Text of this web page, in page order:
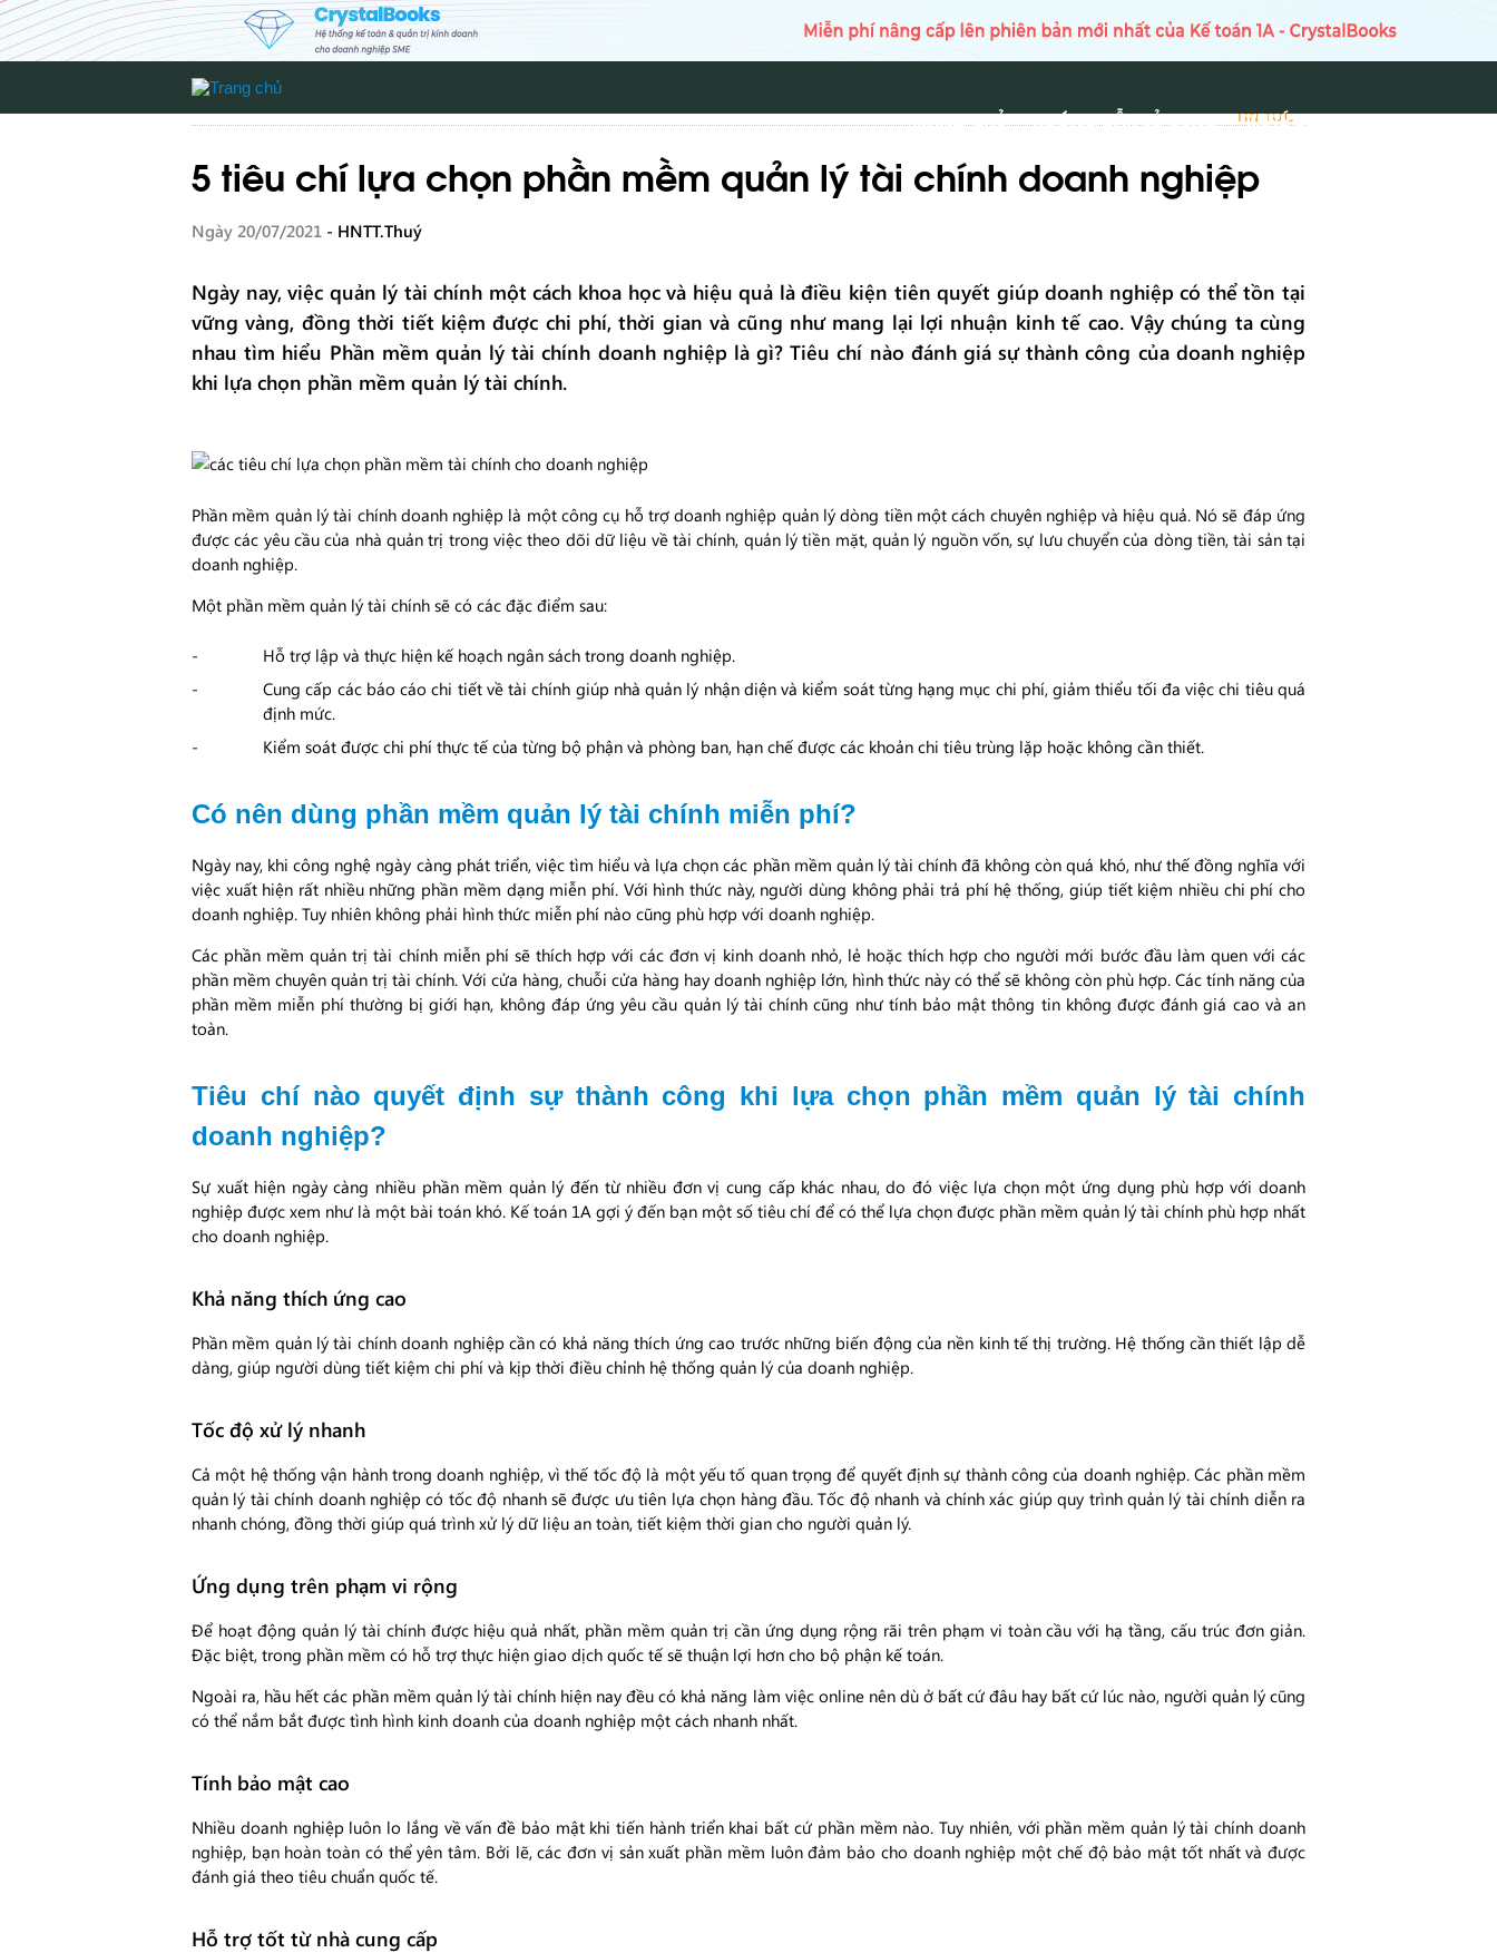
TRANG CHỦ HƯỚNG DẪN SỬ DỤNG TIN TỨC
TIN TỨC
5 tiêu chí lựa chọn phần mềm quản lý tài chính doanh nghiệp
Ngày 20/07/2021 - HNTT.Thuý
Ngày nay, việc quản lý tài chính một cách khoa học và hiệu quả là điều kiện tiên quyết giúp doanh nghiệp có thể tồn tại
vững vàng, đồng thời tiết kiệm được chi phí, thời gian và cũng như mang lại lợi nhuận kinh tế cao. Vậy chúng ta cùng
nhau tìm hiểu Phần mềm quản lý tài chính doanh nghiệp là gì? Tiêu chí nào đánh giá sự thành công của doanh nghiệp
khi lựa chọn phần mềm quản lý tài chính.
Phần mềm quản lý tài chính doanh nghiệp là một công cụ hỗ trợ doanh nghiệp quản lý dòng tiền một cách chuyên nghiệp và hiệu quả. Nó sẽ đáp ứng
được các yêu cầu của nhà quản trị trong việc theo dõi dữ liệu về tài chính, quản lý tiền mặt, quản lý nguồn vốn, sự lưu chuyển của dòng tiền, tài sản tại
doanh nghiệp.
Một phần mềm quản lý tài chính sẽ có các đặc điểm sau:
Hỗ trợ lập và thực hiện kế hoạch ngân sách trong doanh nghiệp.
Cung cấp các báo cáo chi tiết về tài chính giúp nhà quản lý nhận diện và kiểm soát từng hạng mục chi phí, giảm thiểu tối đa việc chi tiêu quá
định mức.
Kiểm soát được chi phí thực tế của từng bộ phận và phòng ban, hạn chế được các khoản chi tiêu trùng lặp hoặc không cần thiết.
Có nên dùng phần mềm quản lý tài chính miễn phí?
Ngày nay, khi công nghệ ngày càng phát triển, việc tìm hiểu và lựa chọn các phần mềm quản lý tài chính đã không còn quá khó, như thế đồng nghĩa với
việc xuất hiện rất nhiều những phần mềm dạng miễn phí. Với hình thức này, người dùng không phải trả phí hệ thống, giúp tiết kiệm nhiều chi phí cho
doanh nghiệp. Tuy nhiên không phải hình thức miễn phí nào cũng phù hợp với doanh nghiệp.
Các phần mềm quản trị tài chính miễn phí sẽ thích hợp với các đơn vị kinh doanh nhỏ, lẻ hoặc thích hợp cho người mới bước đầu làm quen với các
phần mềm chuyên quản trị tài chính. Với cửa hàng, chuỗi cửa hàng hay doanh nghiệp lớn, hình thức này có thể sẽ không còn phù hợp. Các tính năng của
phần mềm miễn phí thường bị giới hạn, không đáp ứng yêu cầu quản lý tài chính cũng như tính bảo mật thông tin không được đánh giá cao và an
toàn.
Tiêu chí nào quyết định sự thành công khi lựa chọn phần mềm quản lý tài chính
doanh nghiệp?
Sự xuất hiện ngày càng nhiều phần mềm quản lý đến từ nhiều đơn vị cung cấp khác nhau, do đó việc lựa chọn một ứng dụng phù hợp với doanh
nghiệp được xem như là một bài toán khó. Kế toán 1A gợi ý đến bạn một số tiêu chí để có thể lựa chọn được phần mềm quản lý tài chính phù hợp nhất
cho doanh nghiệp.
Khả năng thích ứng cao
Phần mềm quản lý tài chính doanh nghiệp cần có khả năng thích ứng cao trước những biến động của nền kinh tế thị trường. Hệ thống cần thiết lập dễ
dàng, giúp người dùng tiết kiệm chi phí và kịp thời điều chỉnh hệ thống quản lý của doanh nghiệp.
Tốc độ xử lý nhanh
Cả một hệ thống vận hành trong doanh nghiệp, vì thế tốc độ là một yếu tố quan trọng để quyết định sự thành công của doanh nghiệp. Các phần mềm
quản lý tài chính doanh nghiệp có tốc độ nhanh sẽ được ưu tiên lựa chọn hàng đầu. Tốc độ nhanh và chính xác giúp quy trình quản lý tài chính diễn ra
nhanh chóng, đồng thời giúp quá trình xử lý dữ liệu an toàn, tiết kiệm thời gian cho người quản lý.
Ứng dụng trên phạm vi rộng
Để hoạt động quản lý tài chính được hiệu quả nhất, phần mềm quản trị cần ứng dụng rộng rãi trên phạm vi toàn cầu với hạ tầng, cấu trúc đơn giản.
Đặc biệt, trong phần mềm có hỗ trợ thực hiện giao dịch quốc tế sẽ thuận lợi hơn cho bộ phận kế toán.
Ngoài ra, hầu hết các phần mềm quản lý tài chính hiện nay đều có khả năng làm việc online nên dù ở bất cứ đâu hay bất cứ lúc nào, người quản lý cũng
có thể nắm bắt được tình hình kinh doanh của doanh nghiệp một cách nhanh nhất.
Tính bảo mật cao
Nhiều doanh nghiệp luôn lo lắng về vấn đề bảo mật khi tiến hành triển khai bất cứ phần mềm nào. Tuy nhiên, với phần mềm quản lý tài chính doanh
nghiệp, bạn hoàn toàn có thể yên tâm. Bởi lẽ, các đơn vị sản xuất phần mềm luôn đảm bảo cho doanh nghiệp một chế độ bảo mật tốt nhất và được
đánh giá theo tiêu chuẩn quốc tế.
Hỗ trợ tốt từ nhà cung cấp